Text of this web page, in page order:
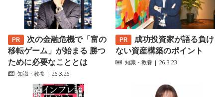
次の金融危機で「富の
移転ゲーム」が始まる 勝つ
ために必要なこととは
知識・教養 | 26.3.26
成功投資家が語る負け
ない資産構築のポイント
知識・教養 | 26.3.23